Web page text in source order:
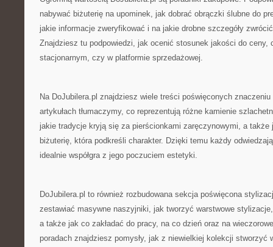
nabywać biżuterię na upominek, jak dobrać obrączki ślubne do
jakie informacje zweryfikować i na jakie drobne szczegóły
Znajdziesz tu podpowiedzi, jak ocenić stosunek jakości do ceny,
stacjonarnym, czy w platformie sprzedażowej.
Na DoJubilera.pl znajdziesz wiele treści poświęconych
artykułach tłumaczymy, co reprezentują różne kamienie
jakie tradycje kryją się za pierścionkami zaręczynowymi, a także
biżuterię, która podkreśli charakter. Dzięki temu każdy
idealnie współgra z jego poczuciem estetyki.
DoJubilera.pl to również rozbudowana sekcja poświęcona
zestawiać masywne naszyjniki, jak tworzyć warstwowe
a także jak co zakładać do pracy, na co dzień oraz na
poradach znajdziesz pomysły, jak z niewielkiej kolekcji stworzyć